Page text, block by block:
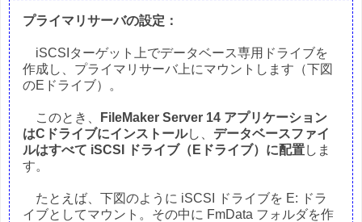
プライマリサーバの設定：
iSCSIターゲット上でデータベース専用ドライブを
作成し、プライマリサーバ上にマウントします（下図
のEドライブ）。
このとき、
FileMaker Server 14 アプリケーション
はCドライブにインストールし、 データベースファイ
ルはすべて iSCSI ドライブ（Eドライブ）に配置しま
す。
たとえば、下図のように iSCSI ドライブを E: ドラ
イブとしてマウント。その中に FmData フォルダを作